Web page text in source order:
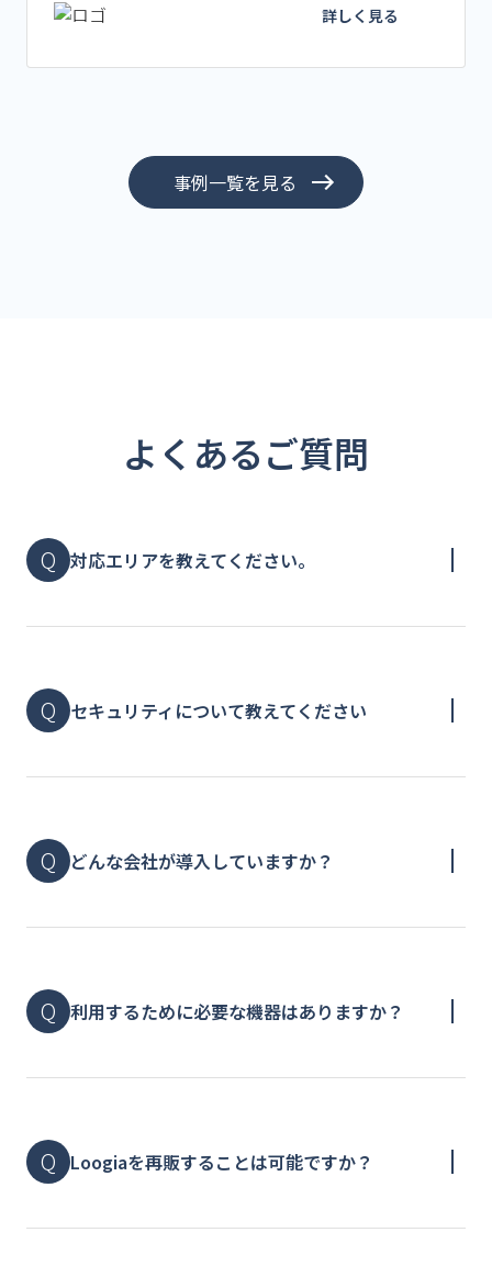
詳しく見る
事例一覧を見る
よくあるご質問
対応エリアを教えてください。
セキュリティについて教えてください
どんな会社が導入していますか？
利用するために必要な機器はありますか？
Loogiaを再販することは可能ですか？